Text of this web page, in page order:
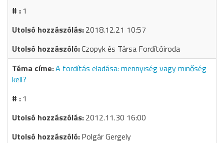
1
2018.12.21 10:57
Czopyk és Társa Fordítóiroda
A fordítás eladása: mennyiség vagy minőség
kell?
1
2012.11.30 16:00
Polgár Gergely